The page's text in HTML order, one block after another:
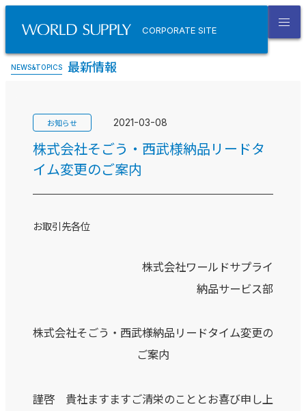
CORPORATE SITE
NEWS&TOPICS 最新情報
お知らせ 2021-03-08
株式会社そごう・西武様納品リードタ
イム変更のご案内
お取引先各位
株式会社ワールドサプライ
納品サービス部
株式会社そごう・西武様納品リードタイム変更の
ご案内
謹啓 貴社ますますご清栄のこととお喜び申し上